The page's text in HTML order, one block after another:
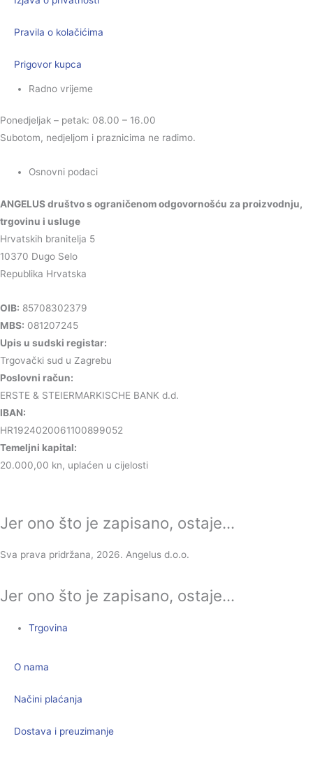
Pravila o kolačićima
Prigovor kupca
Radno vrijeme
Ponedjeljak – petak: 08.00 – 16.00
Subotom, nedjeljom i praznicima ne radimo.
Osnovni podaci
ANGELUS društvo s ograničenom odgovornošću za proizvodnju,
trgovinu i usluge
Hrvatskih branitelja 5
10370 Dugo Selo
Republika Hrvatska
OIB: 85708302379
MBS: 081207245
Upis u sudski registar:
Trgovački sud u Zagrebu
Poslovni račun:
ERSTE & STEIERMARKISCHE BANK d.d.
IBAN:
HR1924020061100899052
Temeljni kapital:
20.000,00 kn, uplaćen u cijelosti
Jer ono što je zapisano, ostaje...
Sva prava pridržana, 2026. Angelus d.o.o.
Jer ono što je zapisano, ostaje...
Trgovina
O nama
Načini plaćanja
Dostava i preuzimanje